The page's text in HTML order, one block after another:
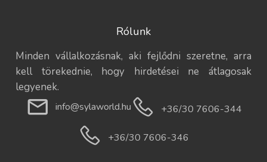
Rólunk
Minden vállalkozásnak, aki fejlődni szeretne, arra
kell törekednie, hogy hirdetései ne átlagosak
legyenek.
info@sylaworld.hu +36/30 7606-344
+36/30 7606-346